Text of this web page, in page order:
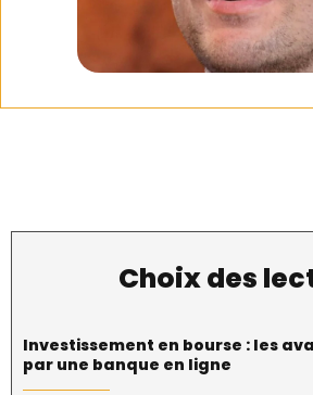
Choix des
Investissement en bourse : les
par une banque en ligne